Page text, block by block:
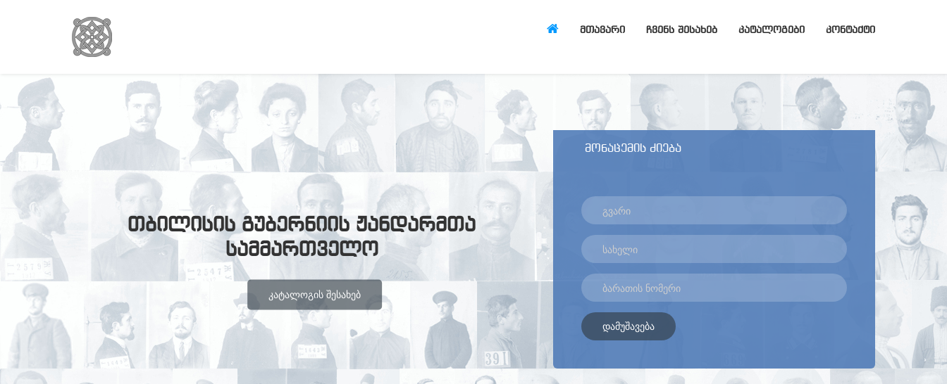
ᲛᲗᲐᲕᲐᲠᲘ ᲩᲕᲔᲜᲡ ᲨᲔᲡᲐᲮᲔᲑ ᲙᲐᲢᲐᲚᲝᲒᲔᲑᲘ ᲙᲝᲜᲢᲐᲥᲢᲘ
თბილისის გუბერნიის ჟანდარმთა
სამმართველო
ᲙᲐᲢᲐᲚᲝᲒᲘᲡ ᲨᲔᲡᲐᲮᲔᲑ
მონაცემის ძიება
დამუშავება